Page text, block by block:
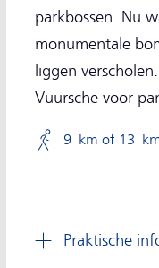
parkbossen. Nu
monumentale
liggen
Vuursche voor
9 km of 13
Praktische